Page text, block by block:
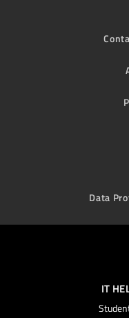
Data
IT